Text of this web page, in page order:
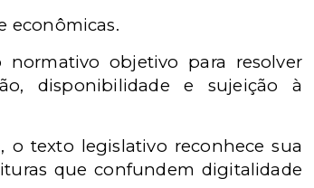
econômicas.
objetivo para resolver
disponibilidade e sujeição à
texto legislativo reconhece sua
que confundem digitalidade